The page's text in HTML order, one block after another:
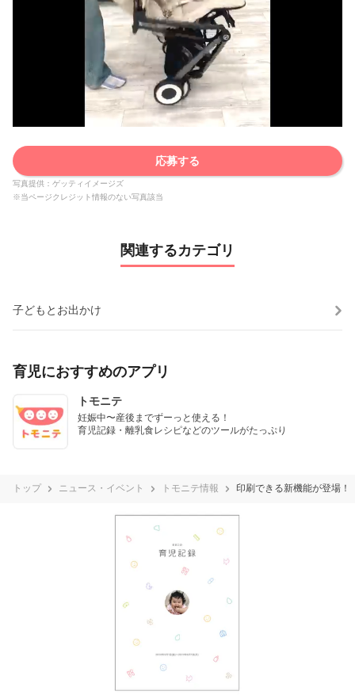
応募する
写真提供：ゲッティイメージズ
※当ページクレジット情報のない写真該当
関連するカテゴリ
子どもとお出かけ
育児におすすめのアプリ
トモニテ
妊娠中〜産後までずーっと使える！
育児記録・離乳食レシピなどのツールがたっぷり
トップ ニュース・イベント トモニテ情報 印刷できる新機能が登場